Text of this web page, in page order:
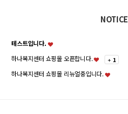
NOTICE
테스트입니다.
하나복지센터 쇼핑몰 오픈합니다.
+ 1
하나복지센터 쇼핑몰 리뉴얼중입니다.